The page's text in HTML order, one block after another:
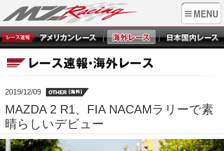
2019/12/09
MAZDA 2 R1、FIA NACAMラリーで素
晴らしいデビュー